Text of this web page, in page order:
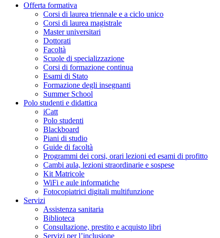
Offerta formativa
Corsi di laurea triennale e a ciclo unico
Corsi di laurea magistrale
Master universitari
Dottorati
Facoltà
Scuole di specializzazione
Corsi di formazione continua
Esami di Stato
Formazione degli insegnanti
Summer School
Polo studenti e didattica
iCatt
Polo studenti
Blackboard
Piani di studio
Guide di facoltà
Programmi dei corsi, orari lezioni ed esami di profitto
Cambi aula, lezioni straordinarie e sospese
Kit Matricole
WiFi e aule informatiche
Fotocopiatrici digitali multifunzione
Servizi
Assistenza sanitaria
Biblioteca
Consultazione, prestito e acquisto libri
Servizi per l’inclusione